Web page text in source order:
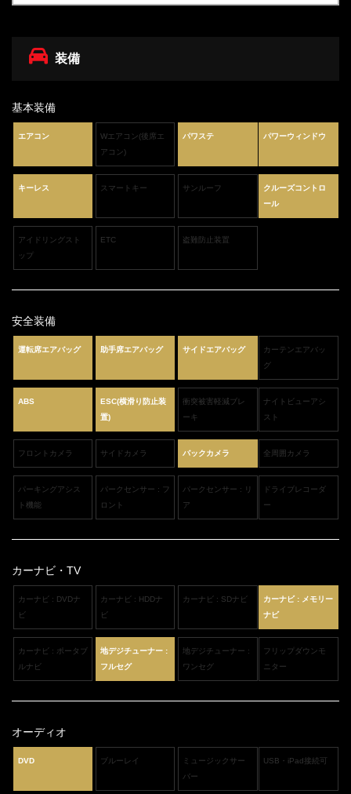
装備
基本装備
エアコン
Wエアコン(後席エ
アコン)
パワステ パワーウィンドウ
キーレス スマートキー サンルーフ
クルーズコントロ
ール
アイドリングスト
ップ
ETC 盗難防止装置
安全装備
運転席エアバッグ 助手席エアバッグ サイドエアバッグ
カーテンエアバッ
グ
ABS
ESC(横滑り防止装
置)
衝突被害軽減ブレ
ーキ
ナイトビューアシ
スト
フロントカメラ サイドカメラ バックカメラ 全周囲カメラ
パーキングアシス
ト機能
パークセンサー : フ
ロント
パークセンサー : リ
ア
ドライブレコーダ
ー
カーナビ・TV
カーナビ : DVDナ
ビ
カーナビ : HDDナ
ビ
カーナビ : SDナビ
カーナビ : メモリー
ナビ
カーナビ : ポータブ
ルナビ
地デジチューナー :
フルセグ
地デジチューナー :
ワンセグ
フリップダウンモ
ニター
オーディオ
DVD ブルーレイ
ミュージックサー
バー
USB・iPad接続可